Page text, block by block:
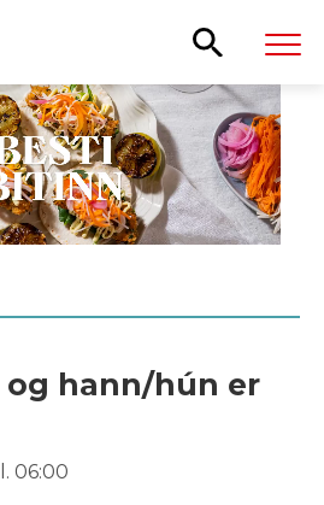
og hann/hún er
06:00